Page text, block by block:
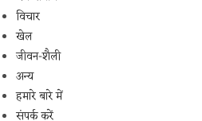
विचार
खेल
जीवन-शैली
अन्य
हमारे बारे में
संपर्क करें